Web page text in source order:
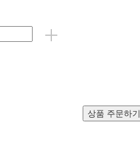
상품 주문하기